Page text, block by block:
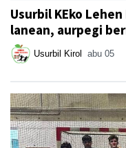
Usurbil KEko
lanean, aurpegi
Usurbil Kirol abu 05